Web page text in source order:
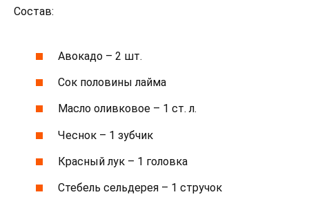
Состав:
Авокадо – 2 шт.
Сок половины лайма
Масло оливковое – 1 ст. л.
Чеснок – 1 зубчик
Красный лук – 1 головка
Стебель сельдерея – 1 стручок